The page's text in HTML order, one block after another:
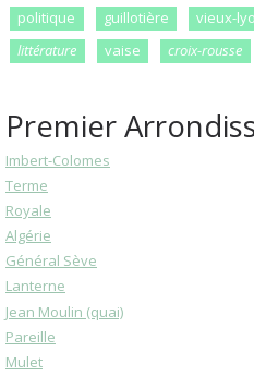
politique guillotière vieux-
littérature
vaise croix-rousse
Premier
Imbert-Colomes
Terme
Royale
Algérie
Général Sève
Lanterne
Jean Moulin (quai)
Pareille
Mulet